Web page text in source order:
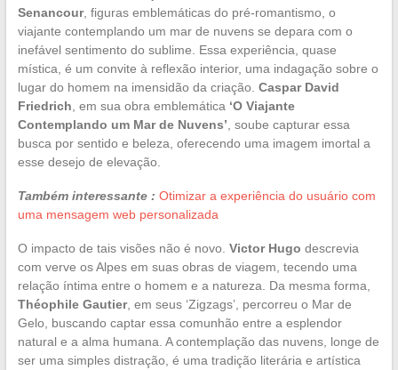
Senancour, figuras emblemáticas do pré-romantismo, o
viajante contemplando um mar de nuvens se depara com o
inefável sentimento do sublime. Essa experiência, quase
mística, é um convite à reflexão interior, uma indagação sobre o
lugar do homem na imensidão da criação. Caspar David
Friedrich , em sua obra emblemática ‘O Viajante
Contemplando um Mar de Nuvens’ , soube capturar essa
busca por sentido e beleza, oferecendo uma imagem imortal a
esse desejo de elevação.
Também interessante : Otimizar a experiência do usuário com
uma mensagem web personalizada
O impacto de tais visões não é novo. Victor Hugo descrevia
com verve os Alpes em suas obras de viagem, tecendo uma
relação íntima entre o homem e a natureza. Da mesma forma,
Théophile Gautier, em seus ‘Zigzags’, percorreu o Mar de
Gelo, buscando captar essa comunhão entre a esplendor
natural e a alma humana. A contemplação das nuvens, longe de
ser uma simples distração, é uma tradição literária e artística